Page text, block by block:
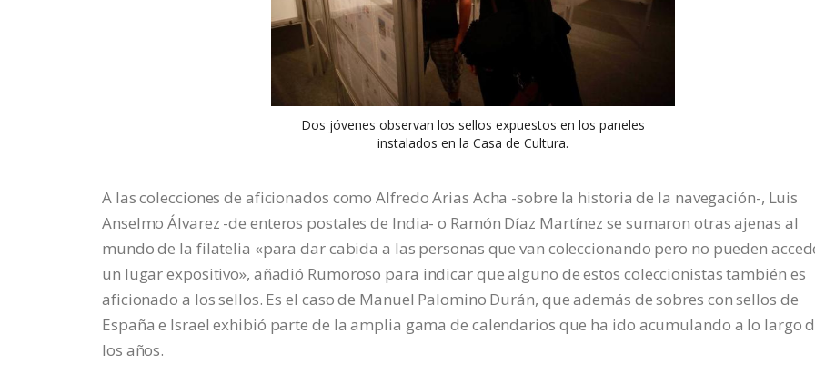
Dos jóvenes observan los sellos expuestos en los paneles
instalados en la Casa de Cultura.
A las colecciones de aficionados como Alfredo Arias Acha -sobre la historia de la navegación-, Luis
Anselmo Álvarez -de enteros postales de India- o Ramón Díaz Martínez se sumaron otras ajenas al
mundo de la filatelia «para dar cabida a las personas que van coleccionando pero no pueden
un lugar expositivo», añadió Rumoroso para indicar que alguno de estos coleccionistas también es
aficionado a los sellos. Es el caso de Manuel Palomino Durán, que además de sobres con sellos de
España e Israel exhibió parte de la amplia gama de calendarios que ha ido acumulando a lo largo
los años.